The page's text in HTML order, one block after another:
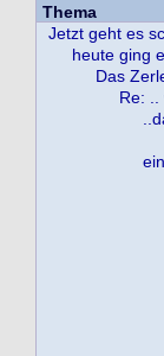
Thema
Jetzt geht es
heute ging
Das
Re: